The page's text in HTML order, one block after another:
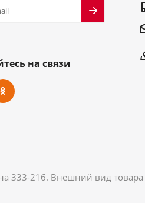
на связи
333-216. Внешний вид товара